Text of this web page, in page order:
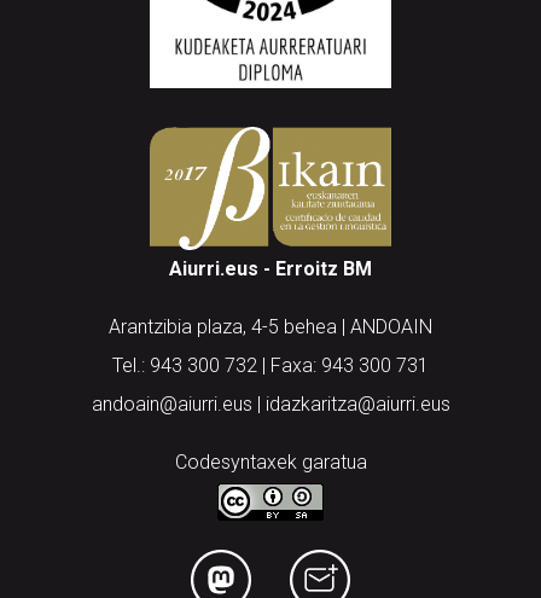
Aiurri.eus - Erroitz BM
Arantzibia plaza, 4-5 behea | ANDOAIN
Tel.: 943 300 732 | Faxa: 943 300 731
andoain@aiurri.eus | idazkaritza@aiurri.eus
Codesyntaxek garatua